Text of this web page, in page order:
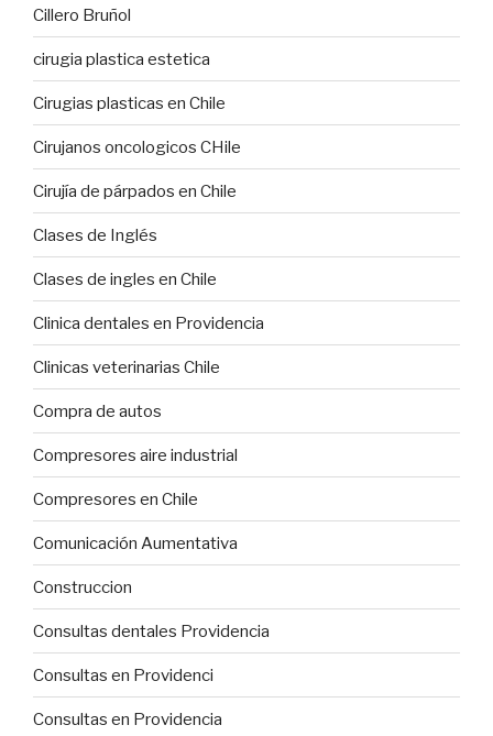
Cillero Bruñol
cirugia plastica estetica
Cirugias plasticas en Chile
Cirujanos oncologicos CHile
Cirujía de párpados en Chile
Clases de Inglés
Clases de ingles en Chile
Clinica dentales en Providencia
Clinicas veterinarias Chile
Compra de autos
Compresores aire industrial
Compresores en Chile
Comunicación Aumentativa
Construccion
Consultas dentales Providencia
Consultas en Providenci
Consultas en Providencia